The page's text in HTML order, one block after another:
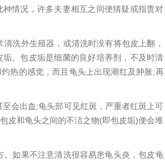
情况，许多夫妻相互之间便猜疑或指责对
洗外生殖器，或清洗时没有将包皮上翻，
。包皮垢是细菌的良好培养剂，不及时清
热的感觉，而且龟头上出现潮红及肿胀;再
会出血;龟头部可见红斑，严重者红斑上可
皮和龟头之间的不洁之物(即包皮垢)便会堆
如果不注意清洗很容易患龟头炎，包皮龟